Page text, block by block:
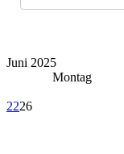
Juni 2025
Montag
2226